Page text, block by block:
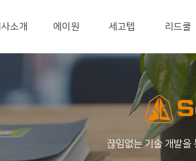
소개 에이원 세고텝 리드쿨
끊임없는 기술 개발을